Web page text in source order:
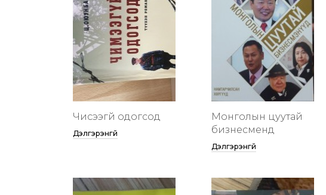
Чисээгүй одогсод
Дэлгэрэнгүй
Монголын цуутай
бизнесменүүд
Дэлгэрэнгүй